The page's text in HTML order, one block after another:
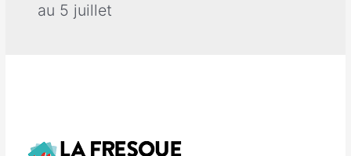
au 5 juillet